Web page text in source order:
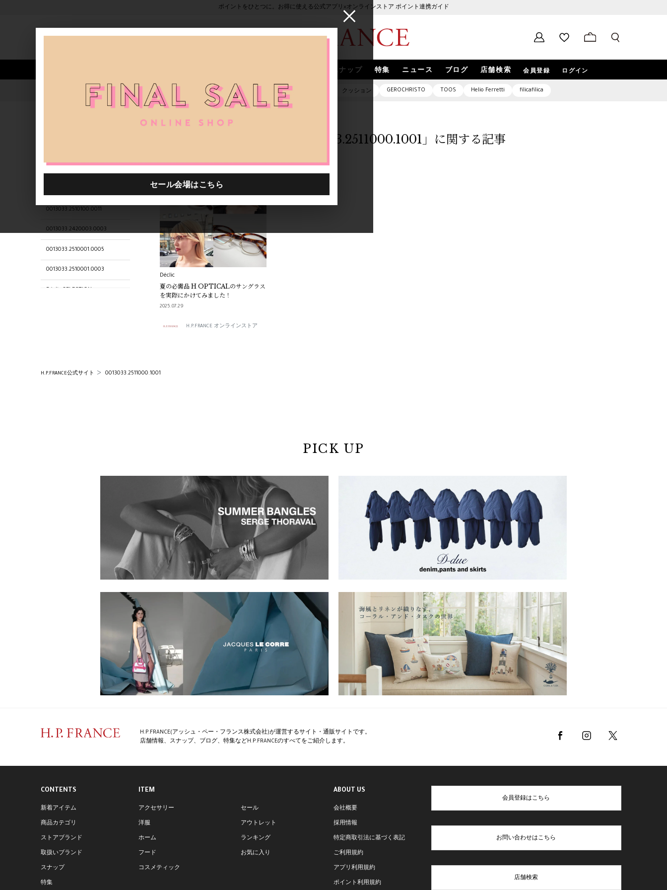
ポイントをひとつに。お得に使える公式アプリ×オンラインストア ポイント連携ガイド
スナップ 特集 ニュース ブログ 店舗検索 会員登録 ログイン
人気ワード セール 40th限定 ピアス バッグ クッション GEROCHRISTO TOOS Helio Ferretti filicafilica
0013033.2510100.0011
0013033.2420003.0003
0013033.2510001.0005
0013033.2510001.0003
0013033.2510003.0013
「0013033.2511000.1001」に関する記事
Déclic
夏の必需品 H OPTICALのサングラス
を実際にかけてみました！
2025.07.29
H.P.FRANCE オンラインストア
H.P.FRANCE公式サイト 0013033.2511000.1001
PICK UP
H.P.FRANCE(アッシュ・ペー・フランス株式会社)が運営するサイト・通販サイトです。
店舗情報、スナップ、ブログ、特集などH.P.FRANCEのすべてをご紹介します。
CONTENTS
新着アイテム
商品カテゴリ
ストアブランド
取扱いブランド
スナップ
特集
ITEM
アクセサリー
洋服
ホーム
フード
コスメティック
セール
アウトレット
ランキング
お気に入り
ABOUT US
会社概要
採用情報
特定商取引法に基づく表記
ご利用規約
アプリ利用規約
ポイント利用規約
会員登録はこちら
お問い合わせはこちら
店舗検索